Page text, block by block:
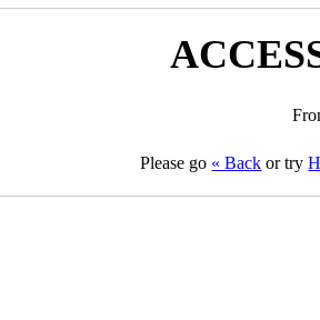
Please go « Back or try